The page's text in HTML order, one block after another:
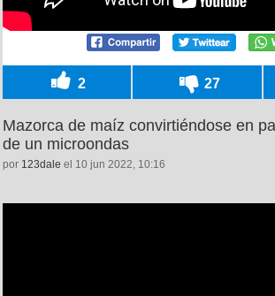
2 27
Mazorca de maíz convirtiéndose en
de un microondas
por 123dale el 10 jun 2022, 10:16